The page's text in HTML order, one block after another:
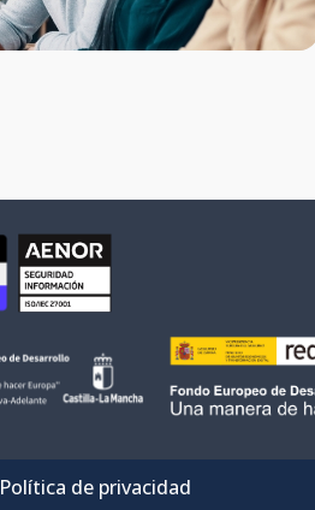
Política de privacidad